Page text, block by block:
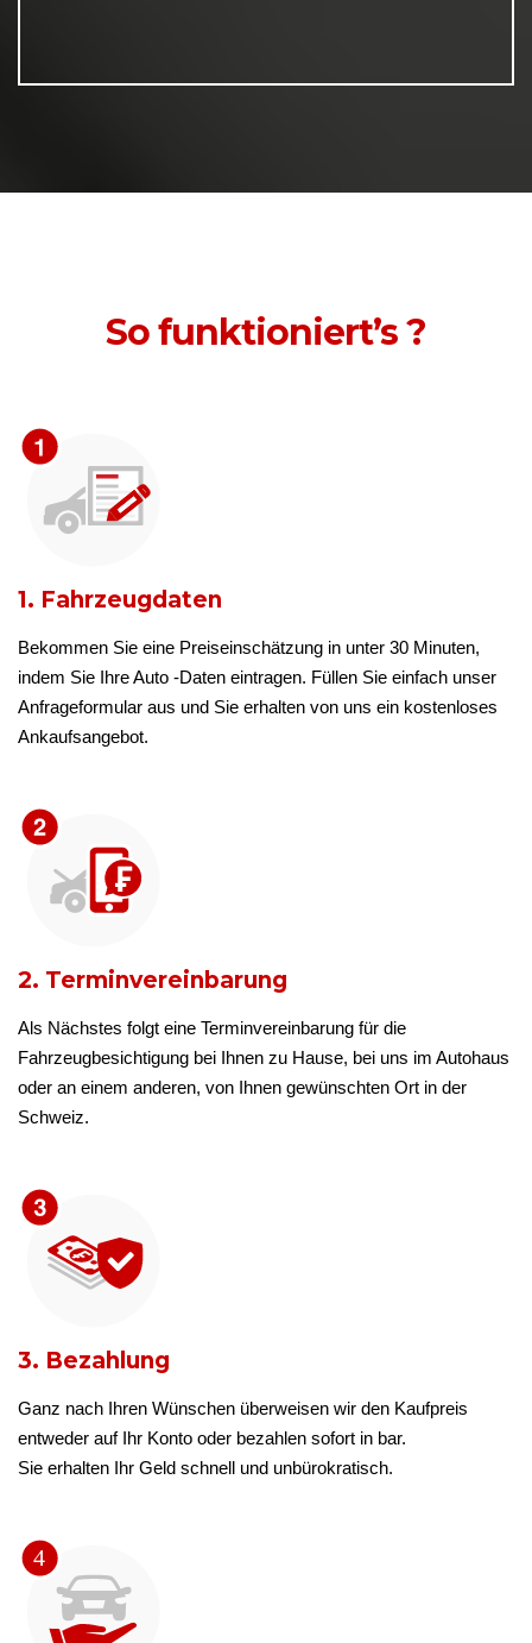
So funktioniert’s ?
1. Fahrzeugdaten
Bekommen Sie eine Preiseinschätzung in unter 30 Minuten,
indem Sie Ihre Auto -Daten eintragen. Füllen Sie einfach unser
Anfrageformular aus und Sie erhalten von uns ein kostenloses
Ankaufsangebot.
2. Terminvereinbarung
Als Nächstes folgt eine Terminvereinbarung für die
Fahrzeugbesichtigung bei Ihnen zu Hause, bei uns im Autohaus
oder an einem anderen, von Ihnen gewünschten Ort in der
Schweiz.
3. Bezahlung
Ganz nach Ihren Wünschen überweisen wir den Kaufpreis
entweder auf Ihr Konto oder bezahlen sofort in bar.
Sie erhalten Ihr Geld schnell und unbürokratisch.